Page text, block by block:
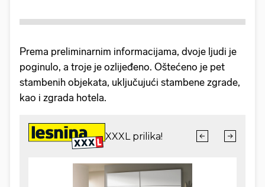
Prema preliminarnim informacijama, dvoje ljudi je
poginulo, a troje je ozlijeđeno. Oštećeno je pet
stambenih objekata, uključujući stambene zgrade,
kao i zgrada hotela.